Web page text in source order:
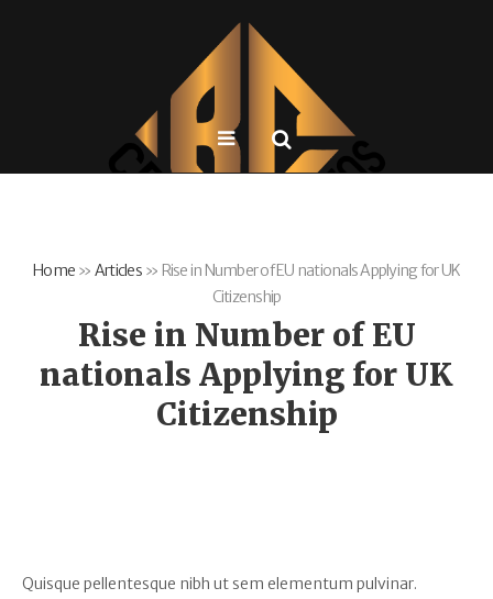
Home » Articles» Rise in Number of EU nationals Applying for UK
Citizenship
Rise in Number of EU
nationals Applying for UK
Citizenship
Quisque pellentesque nibh ut sem elementum pulvinar.